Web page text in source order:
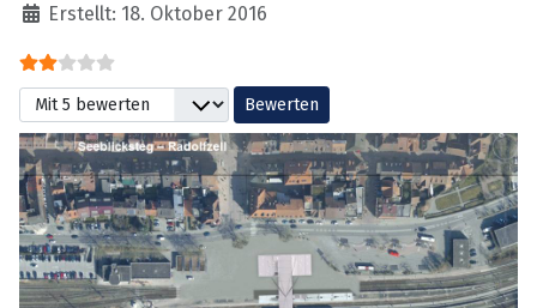
Erstellt: 18. Oktober 2016
Bewertung:
Bitte bewerten